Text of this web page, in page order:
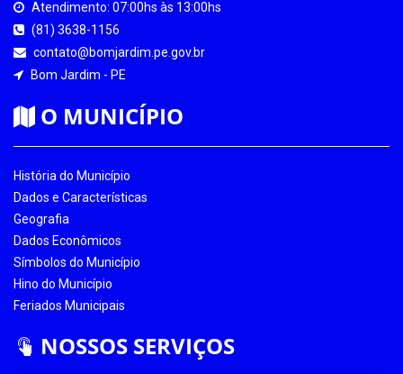
Atendimento: 07:00hs às 13:00hs
(81) 3638-1156
contato@bomjardim.pe.gov.br
Bom Jardim - PE
O MUNICÍPIO
História do Município
Dados e Características
Geografia
Dados Econômicos
Símbolos do Município
Hino do Município
Feriados Municipais
NOSSOS SERVIÇOS